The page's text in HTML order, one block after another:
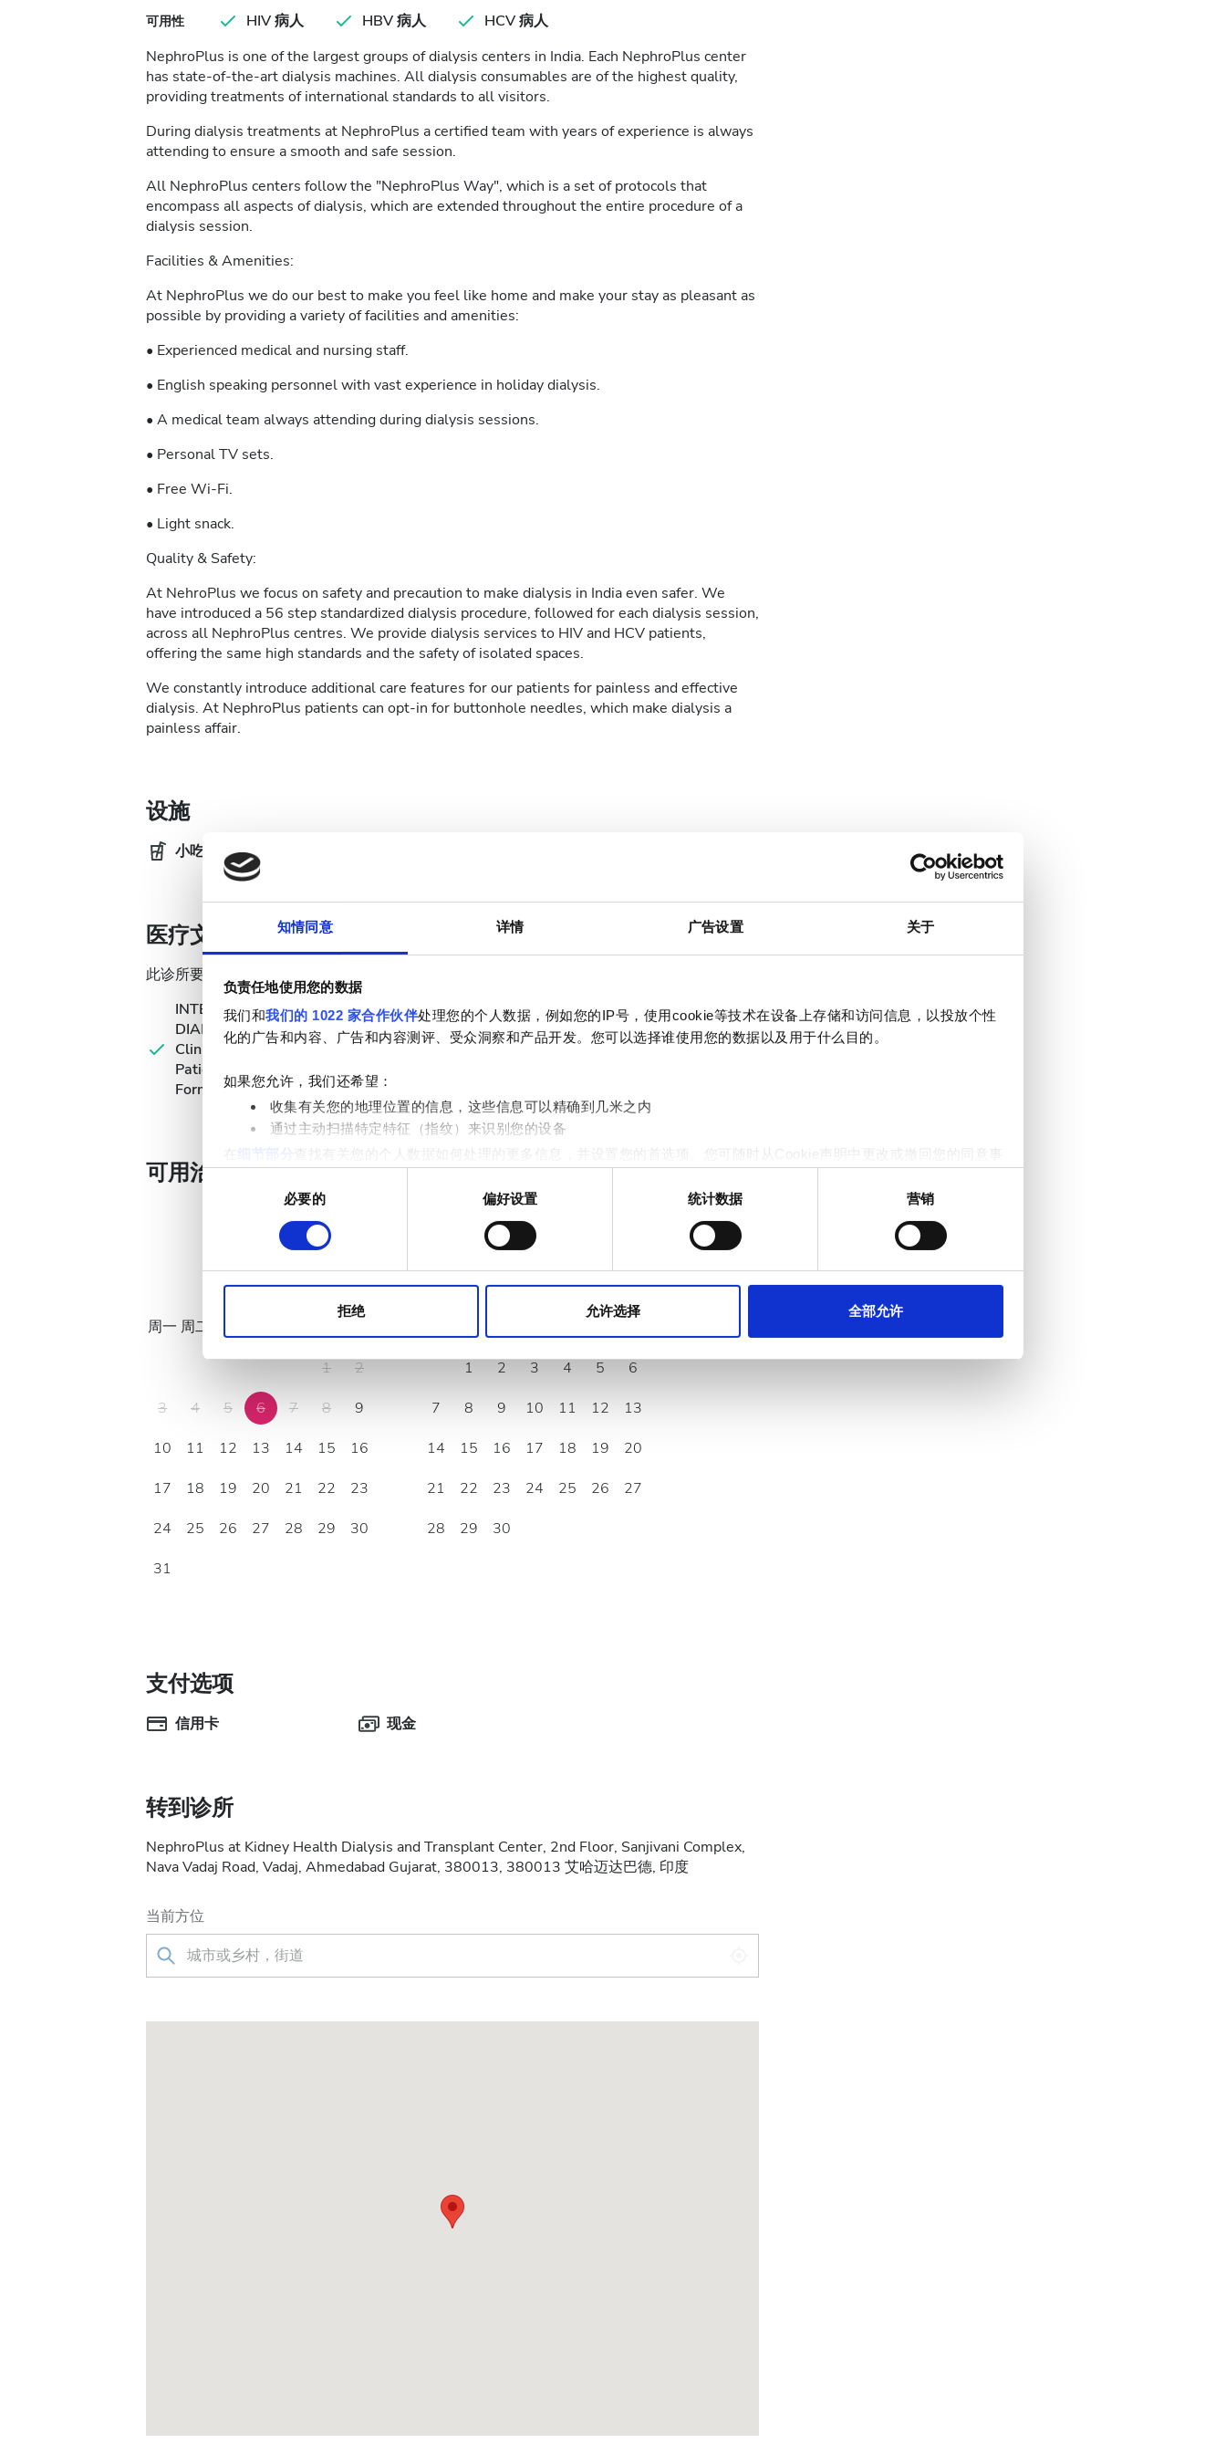
知情同意 详情 广告设置 关于
负责任地使用您的数据
我们和我们的 1022 家合作伙伴处理您的个人数据，例如您的IP号，使用cookie等技术在设备上存储和访问信息，以投放个性
化的广告和内容、广告和内容测评、受众洞察和产品开发。您可以选择谁使用您的数据以及用于什么目的。
如果您允许，我们还希望：
收集有关您的地理位置的信息，这些信息可以精确到几米之内
通过主动扫描特定特征（指纹）来识别您的设备
在
细节部分
查找有关您的个人数据如何处理的更多信息，并设置您的首选项。您可随时从Cookie声明中更改或撤回您的同意事
我们使用 Cookie 来制作贴合用户需求的内容与广告、提供社交媒体功能以及分析我们的流量。我们还会与社交媒体、广告和
分析合作伙伴分享您对我们网站的使用情况，这些合作伙伴可能会将此类信息与您提供给他们或他们在您使用其服务的过程中
同
必要的 偏好设置 统计数据 营销
拒绝 允许选择 全部允许
可用性 HIV 病人 HBV 病人
HCV 病人
NephroPlus is one of the largest groups of dialysis centers in India. Each NephroPlus center
has state-of-the-art dialysis machines. All dialysis consumables are of the highest quality,
providing treatments of international standards to all visitors.
During dialysis treatments at NephroPlus a certified team with years of experience is always
attending to ensure a smooth and safe session.
All NephroPlus centers follow the "NephroPlus Way", which is a set of protocols that
encompass all aspects of dialysis, which are extended throughout the entire procedure of a
dialysis session.
Facilities & Amenities:
At NephroPlus we do our best to make you feel like home and make your stay as pleasant as
possible by providing a variety of facilities and amenities:
• Experienced medical and nursing staff.
• English speaking personnel with vast experience in holiday dialysis.
• A medical team always attending during dialysis sessions.
• Personal TV sets.
• Free Wi-Fi.
• Light snack.
Quality & Safety:
At NehroPlus we focus on safety and precaution to make dialysis in India even safer. We
have introduced a 56 step standardized dialysis procedure, followed for each dialysis session,
across all NephroPlus centres. We provide dialysis services to HIV and HCV patients,
offering the same high standards and the safety of isolated spaces.
We constantly introduce additional care features for our patients for painless and effective
dialysis. At NephroPlus patients can opt-in for buttonhole needles, which make dialysis a
painless affair.
设施
小吃
医疗文件
此诊所要求透析治疗提供特定医疗文件。您可以在线上传文件或在到达诊所时携带。
INTERNATIONAL
DIALYSIS REQUEST
Clinical Information &
Patient Identification
Form
可用治疗天数
八月 2026
周一 周二
1
2
3
4 5 6 7 8
9
10
11 12 13 14 15
16
17
18 19 20 21 22
23
24
25 26 27 28 29
30
31
九月 2026
1 2 3 4 5
6
7
8 9 10 11 12
13
14
15 16 17 18 19
20
21
22 23 24 25 26
27
28
29 30
支付选项
信用卡 现金
转到诊所
NephroPlus at Kidney Health Dialysis and Transplant Center, 2nd Floor, Sanjivani Complex,
Nava Vadaj Road, Vadaj, Ahmedabad Gujarat, 380013, 380013 艾哈迈达巴德, 印度
当前方位